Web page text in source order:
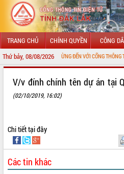
TRANG CHỦ CHÍNH QUYỀN CÔNG
Thứ bảy, 08/08/2026
CHÀO MỪNG ĐẾN VỚI CỔNG THÔNG TIN
LÃNH ĐẠO UBND TỈNH
SỞ, BAN, NGÀNH
UBND CÁC XÃ, PHƯỜNG
V/v đính chính tên dự án tại
(02/10/2019, 16:02)
Chi tiếttại đây
Các tin khác